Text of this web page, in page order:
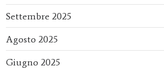
Settembre 2025
Agosto 2025
Giugno 2025